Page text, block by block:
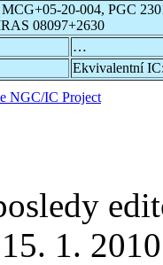
20-004, PGC
08097+2630
…
Ekvivalentní
NGC/IC Project
1.